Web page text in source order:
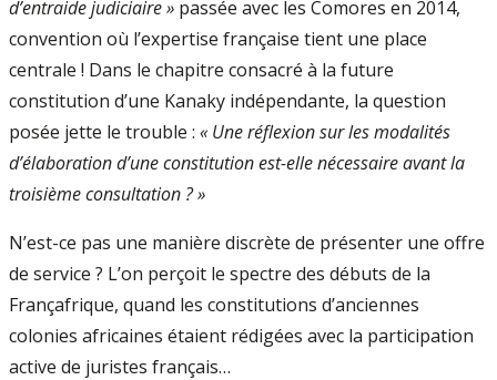
d’entraide judiciaire » passée avec les Comores en 2014,
convention où l’expertise française tient une place
centrale ! Dans le chapitre consacré à la future
constitution d’une Kanaky indépendante, la question
posée jette le trouble : « Une réflexion sur les modalités
d’élaboration d’une constitution est-elle nécessaire avant la
troisième consultation ? »
N’est-ce pas une manière discrète de présenter une offre
de service ? L’on perçoit le spectre des débuts de la
Françafrique, quand les constitutions d’anciennes
colonies africaines étaient rédigées avec la participation
active de juristes français…